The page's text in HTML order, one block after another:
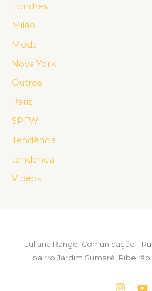
Londres
Milão
Moda
Nova York
Outros
Paris
SPFW
Tendência
tendencia
Vídeos
Juliana Rangel Comunicação -
bairro Jardim Sumaré, Ribeirão